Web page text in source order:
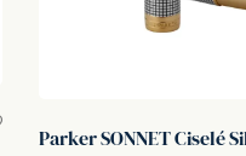
Parker SONNET Ciselé